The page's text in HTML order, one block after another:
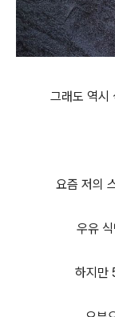
그래도 역시
요즘 저의
우유
하지만